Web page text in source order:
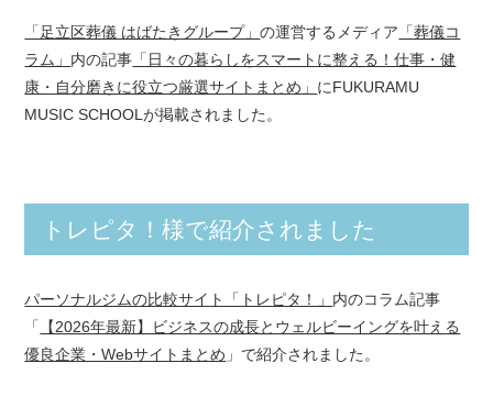
「足立区葬儀 はばたきグループ」の運営するメディア 「葬儀コ
ラム」 内の記事 「日々の暮らしをスマートに整える！仕事・健
康・自分磨きに役立つ厳選サイトまとめ」 にFUKURAMU
MUSIC SCHOOLが掲載されました。
トレピタ！様で紹介されました
パーソナルジムの比較サイト「トレピタ！」 内のコラム記事
「
【2026年最新】ビジネスの成長とウェルビーイングを叶える
優良企業・Webサイトまとめ 」で紹介されました。